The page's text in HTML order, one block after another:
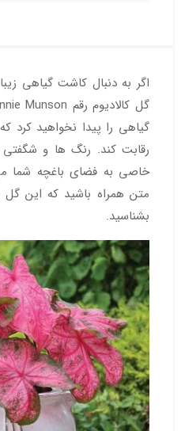
اگر به دنبال کاشت گیاهی
گیاهی را پیدا نخواهید کرد
رقابت کند. رنگ ها و
خاصی به فضای باغچه شما
متن همراه باشید که این
بشناسید.